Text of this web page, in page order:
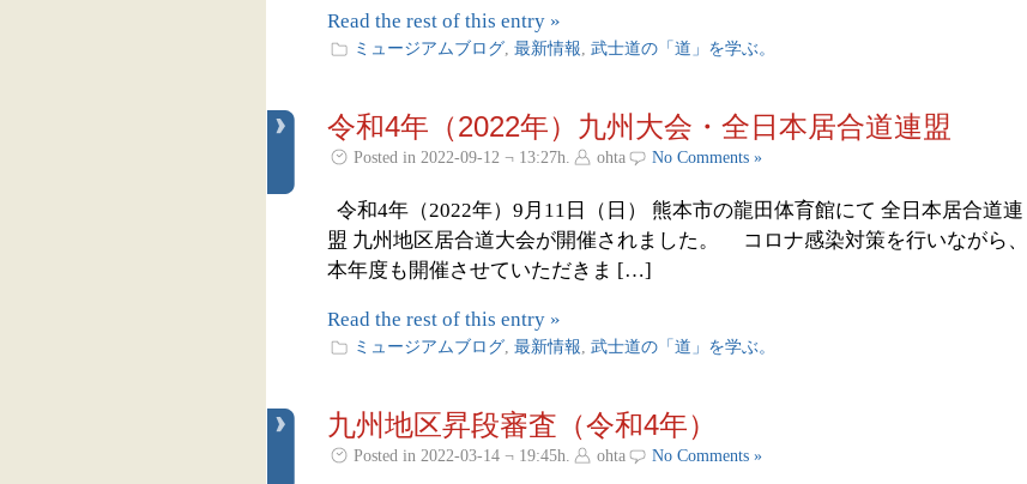
Read the rest of this entry »
ミュージアムブログ 最新情報 武士道の「道」を学ぶ。
令和4年（2022年）九州大会・全日本居合道連盟
Posted in 2022-09-12 ¬ 13:27h. ohta No Comments »
令和4年（2022年）9月11日（日） 熊本市の龍田体育館にて 全日本居合道連
盟 九州地区居合道大会が開催されました。 コロナ感染対策を行いながら、
本年度も開催させていただきま […]
Read the rest of this entry »
ミュージアムブログ 最新情報 武士道の「道」を学ぶ。
九州地区昇段審査（令和4年）
Posted in 2022-03-14 ¬ 19:45h. ohta No Comments »